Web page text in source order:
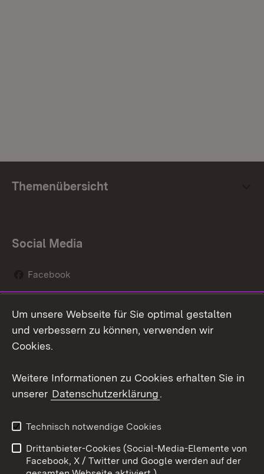
Themenübersicht
Social Media
Facebook
Social Wall
Youtube
Kontakt
Datenschutz
Barrierefreiheit
Impressum Cookies
Um unsere Webseite für Sie optimal gestalten
und verbessern zu können, verwenden wir
Cookies.
Weitere Informationen zu Cookies erhalten Sie in
unserer Datenschutzerklärung.
Technisch notwendige Cookies
Drittanbieter-Cookies (Social-Media-Elemente von
Facebook, X / Twitter und Google werden auf der